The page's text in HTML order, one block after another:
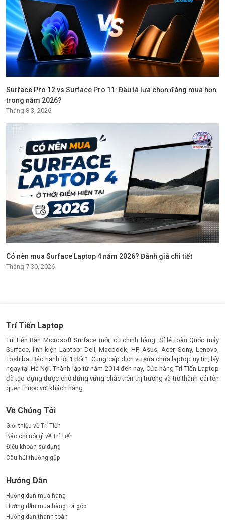
Surface Pro 12 vs Surface Pro 11: Đâu là lựa chọn đáng mua hơn
trong năm 2026?
Tháng 8 3, 2026
Có nên mua Surface Laptop 4 năm 2026? Đánh giá chi tiết
Tháng 7 30, 2026
Trí Tiến Laptop
Trí Tiến Bán Microsoft Surface mới, cũ chính hãng. Sỉ lẻ toàn Quốc máy
Surface, linh kiện Laptop: Dell, Macbook, HP, Asus, Acer, Sony, Lenovo,
Toshiba. Bảo hành lỗi 1 đổi 1. Cung cấp dịch vụ sửa chữa laptop uy tín, lấy
ngay tại Hà Nội. Thành lập từ năm 2014 đến nay, Cửa hàng Trí Tiến Laptop
đã tạo dựng được chỗ đứng vững chắc trên thị trường và trở thành cái tên
quen thuộc với khách hàng.
Về Chúng Tôi
Giới thiệu về Trí Tiến
Báo chí nói gì về Trí Tiến
Điều khoản sử dụng
Câu hỏi thường gặp
Hướng Dẫn
Hướng dẫn mua hàng
Hướng dẫn mua hàng trả góp
Hướng dẫn thanh toán